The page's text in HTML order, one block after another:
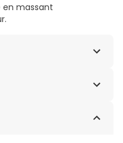
en massant
BUTYLENE
EXTRACT,